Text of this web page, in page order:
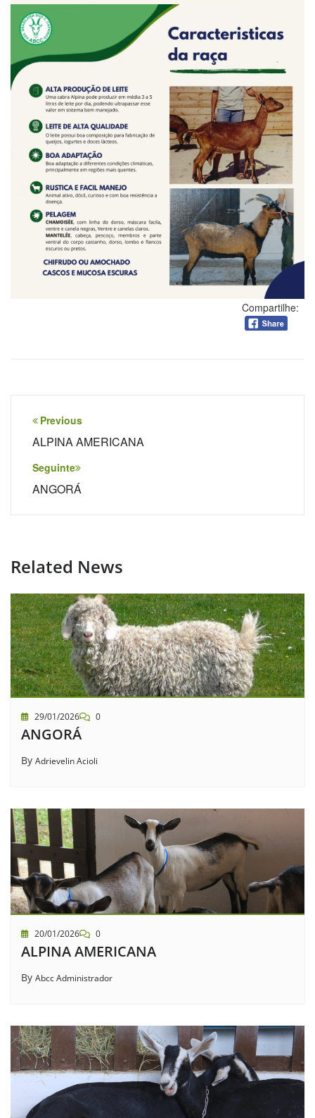
Compartilhe:
Navegação
de
Post
Previous
ALPINA AMERICANA
Seguinte
ANGORÁ
Related News
29/01/2026 0
ANGORÁ
By Adrievelin Acioli
20/01/2026 0
ALPINA AMERICANA
By Abcc Administrador